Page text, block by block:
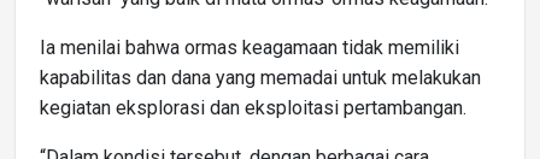
Ia menilai bahwa ormas keagamaan tidak memiliki
kapabilitas dan dana yang memadai untuk melakukan
kegiatan eksplorasi dan eksploitasi pertambangan.